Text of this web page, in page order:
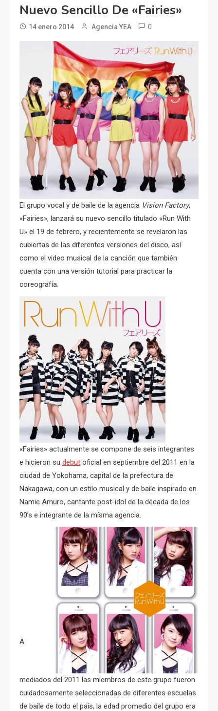
Nuevo Sencillo De «Fairies»
14 enero 2014 Agencia YEA 0
El grupo vocal y de baile de la agencia Vision Factory,
«Fairies», lanzará su nuevo sencillo titulado «Run With
U» el 19 de febrero, y recientemente se revelaron las
cubiertas de las diferentes versiones del disco, así
como el video musical de la canción que también
cuenta con una versión tutorial para practicar la
coreografía.
«Fairies» actualmente se compone de seis integrantes
e hicieron su debut oficial en septiembre del 2011 en la
ciudad de Yokohama, capital de la prefectura de
Nakagawa, con un estilo musical y de baile inspirado en
Namie Amuro, cantante post-idol de la década de los
90’s e integrante de la mísma agencia.
A
mediados del 2011 las miembros de este grupo fueron
cuidadosamente seleccionadas de diferentes escuelas
de baile de todo el país, la edad promedio del grupo era